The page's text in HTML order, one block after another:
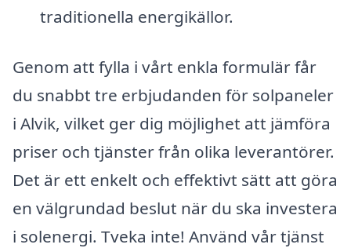
traditionella energikällor.
Genom att fylla i vårt enkla formulär får
du snabbt tre erbjudanden för solpaneler
i Alvik, vilket ger dig möjlighet att jämföra
priser och tjänster från olika leverantörer.
Det är ett enkelt och effektivt sätt att göra
en välgrundad beslut när du ska investera
i solenergi. Tveka inte! Använd vår tjänst